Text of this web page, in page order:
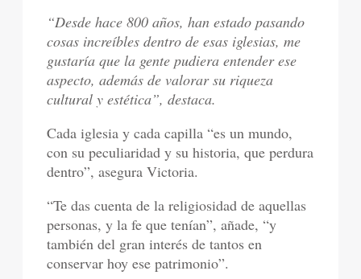
“Desde hace 800 años, han estado pasando
cosas increíbles dentro de esas iglesias, me
gustaría que la gente pudiera entender ese
aspecto, además de valorar su riqueza
cultural y estética”, destaca.
Cada iglesia y cada capilla “es un mundo,
con su peculiaridad y su historia, que perdura
dentro”, asegura Victoria.
“Te das cuenta de la religiosidad de aquellas
personas, y la fe que tenían”, añade, “y
también del gran interés de tantos en
conservar hoy ese patrimonio”.